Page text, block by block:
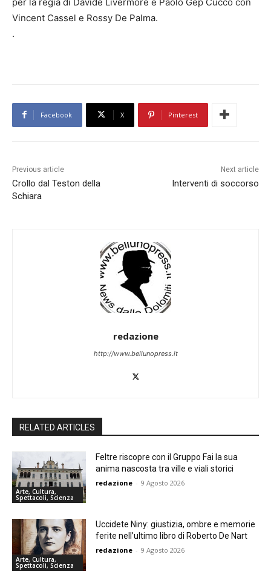
Vincent Cassel e Rossy De Palma.
.
Facebook X Pinterest
Previous article
Crollo dal Teston della
Schiara
Next article
Interventi di soccorso
redazione
http://www.bellunopress.it
RELATED ARTICLES
Arte, Cultura,
Spettacoli, Scienza
Feltre riscopre con il Gruppo Fai la sua
anima nascosta tra ville e viali storici
redazione - 9 Agosto 2026
Arte, Cultura,
Spettacoli, Scienza
Uccidete Niny: giustizia, ombre e memorie
ferite nell’ultimo libro di Roberto De Nart
redazione - 9 Agosto 2026